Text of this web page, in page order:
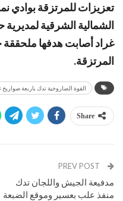
تعزيزات للمرتزقة بوادي
الشمالية الشرقية
غراد أصابت هدفها
المرتزقة.
القوة الصاروخية تدك باربعة
Share
مدفيعة الجيش واللجان تدك
منفذ علب بعسير وموقع الضبعة